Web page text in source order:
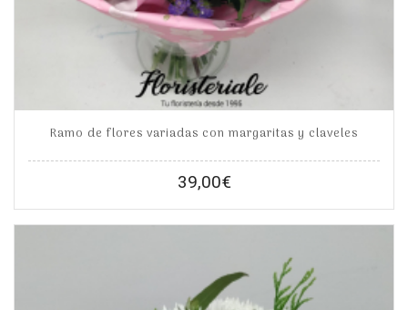
Ramo de flores variadas con margaritas y claveles
39,00€